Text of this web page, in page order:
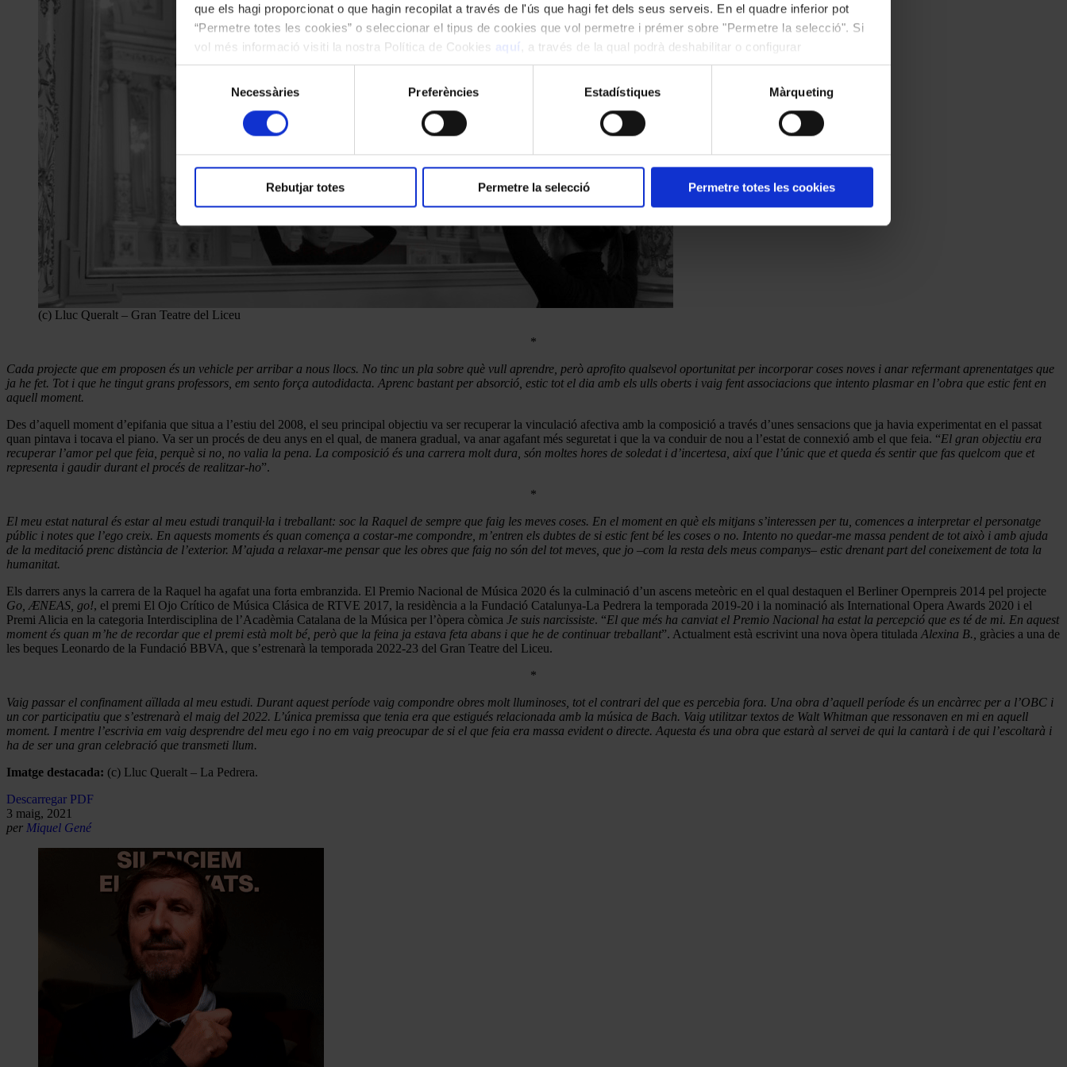
que els hagi proporcionat o que hagin recopilat a través de l'ús que hagi fet dels seus serveis. En el quadre inferior pot
“Permetre totes les cookies” o seleccionar el tipus de cookies que vol permetre i prémer sobre "Permetre la selecció". Si
vol més informació visiti la nostra Política de Cookies aquí
, a través de la qual podrà deshabilitar o configurar
les cookies en qualsevol moment.
consentiment
Necessàries Preferències Estadístiques Màrqueting
Rebutjar totes Permetre la selecció Permetre totes les cookies
(c) Lluc Queralt – Gran Teatre del Liceu
*
Cada projecte que em proposen és un vehicle per arribar a nous llocs. No tinc un pla sobre què vull aprendre, però aprofito qualsevol oportunitat per incorporar coses noves i anar refermant aprenentatges que
ja he fet. Tot i que he tingut grans professors, em sento força autodidacta. Aprenc bastant per absorció, estic tot el dia amb els ulls oberts i vaig fent associacions que intento plasmar en l’obra que estic fent en
aquell moment.
Des d’aquell moment d’epifania que situa a l’estiu del 2008, el seu principal objectiu va ser recuperar la vinculació afectiva amb la composició a través d’unes sensacions que ja havia experimentat en el passat
quan pintava i tocava el piano. Va ser un procés de deu anys en el qual, de manera gradual, va anar agafant més seguretat i que la va conduir de nou a l’estat de connexió amb el que feia. “El gran objectiu era
recuperar l’amor pel que feia, perquè si no, no valia la pena. La composició és una carrera molt dura, són moltes hores de soledat i d’incertesa, així que l’únic que et queda és sentir que fas quelcom que et
representa i gaudir durant el procés de realitzar-ho”.
*
El meu estat natural és estar al meu estudi tranquil·la i treballant: soc la Raquel de sempre que faig les meves coses. En el moment en què els mitjans s’interessen per tu, comences a interpretar el personatge
públic i notes que l’ego creix. En aquests moments és quan comença a costar-me compondre, m’entren els dubtes de si estic fent bé les coses o no. Intento no quedar-me massa pendent de tot això i amb ajuda
de la meditació prenc distància de l’exterior. M’ajuda a relaxar-me pensar que les obres que faig no són del tot meves, que jo –com la resta dels meus companys– estic drenant part del coneixement de tota la
humanitat.
Els darrers anys la carrera de la Raquel ha agafat una forta embranzida. El Premio Nacional de Música 2020 és la culminació d’un ascens meteòric en el qual destaquen el Berliner Opernpreis 2014 pel projecte
Go, ÆNEAS, go!, el premi El Ojo Crítico de Música Clásica de RTVE 2017, la residència a la Fundació Catalunya-La Pedrera la temporada 2019-20 i la nominació als International Opera Awards 2020 i el
Premi Alicia en la categoria Interdisciplina de l’Acadèmia Catalana de la Música per l’òpera còmica Je suis narcissiste. “El que més ha canviat el Premio Nacional ha estat la percepció que es té de mi. En aquest
moment és quan m’he de recordar que el premi està molt bé, però que la feina ja estava feta abans i que he de continuar treballant”. Actualment està escrivint una nova òpera titulada Alexina B., gràcies a una de
les beques Leonardo de la Fundació BBVA, que s’estrenarà la temporada 2022-23 del Gran Teatre del Liceu.
*
Vaig passar el confinament aïllada al meu estudi. Durant aquest període vaig compondre obres molt lluminoses, tot el contrari del que es percebia fora. Una obra d’aquell període és un encàrrec per a l’OBC i
un cor participatiu que s’estrenarà el maig del 2022. L’única premissa que tenia era que estigués relacionada amb la música de Bach. Vaig utilitzar textos de Walt Whitman que ressonaven en mi en aquell
moment. I mentre l’escrivia em vaig desprendre del meu ego i no em vaig preocupar de si el que feia era massa evident o directe. Aquesta és una obra que estarà al servei de qui la cantarà i de qui l’escoltarà i
ha de ser una gran celebració que transmeti llum.
Imatge destacada: (c) Lluc Queralt – La Pedrera.
Descarregar PDF
3 maig, 2021
per Miquel Gené